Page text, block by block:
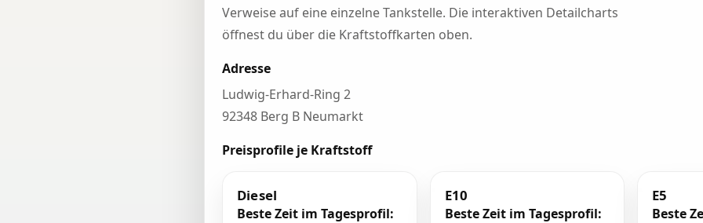
Verweise auf eine einzelne Tankstelle. Die interaktiven Detailcharts
öffnest du über die Kraftstoffkarten oben.
Adresse
Ludwig-Erhard-Ring 2
92348 Berg B Neumarkt
Preisprofile je Kraftstoff
Diesel
Beste Zeit im Tagesprofil:
E10
Beste Zeit im Tagesprofil:
E5
Beste